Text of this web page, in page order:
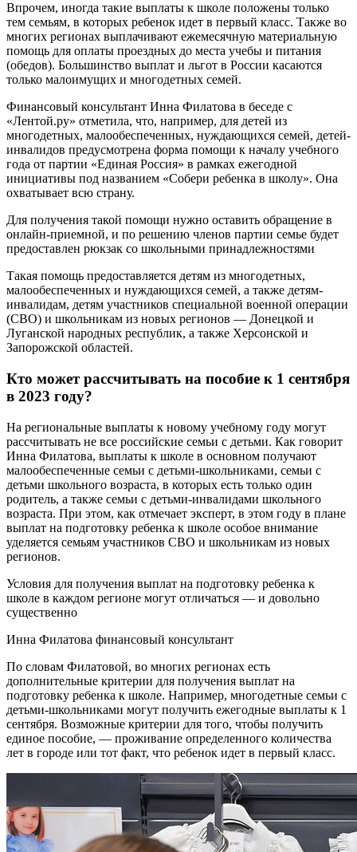
Впрочем, иногда такие выплаты к школе положены только
тем семьям, в которых ребенок идет в первый класс. Также во
многих регионах выплачивают ежемесячную материальную
помощь для оплаты проездных до места учебы и питания
(обедов). Большинство выплат и льгот в России касаются
только малоимущих и многодетных семей.
Финансовый консультант Инна Филатова в беседе с
«Лентой.ру» отметила, что, например, для детей из
многодетных, малообеспеченных, нуждающихся семей, детей-
инвалидов предусмотрена форма помощи к началу учебного
года от партии «Единая Россия» в рамках ежегодной
инициативы под названием «Собери ребенка в школу». Она
охватывает всю страну.
Для получения такой помощи нужно оставить обращение в
онлайн-приемной, и по решению членов партии семье будет
предоставлен рюкзак со школьными принадлежностями
Такая помощь предоставляется детям из многодетных,
малообеспеченных и нуждающихся семей, а также детям-
инвалидам, детям участников специальной военной операции
(СВО) и школьникам из новых регионов — Донецкой и
Луганской народных республик, а также Херсонской и
Запорожской областей.
Кто может рассчитывать на пособие к 1 сентября
в 2023 году?
На региональные выплаты к новому учебному году могут
рассчитывать не все российские семьи с детьми. Как говорит
Инна Филатова, выплаты к школе в основном получают
малообеспеченные семьи с детьми-школьниками, семьи с
детьми школьного возраста, в которых есть только один
родитель, а также семьи с детьми-инвалидами школьного
возраста. При этом, как отмечает эксперт, в этом году в плане
выплат на подготовку ребенка к школе особое внимание
уделяется семьям участников СВО и школьникам из новых
регионов.
Условия для получения выплат на подготовку ребенка к
школе в каждом регионе могут отличаться — и довольно
существенно
Инна Филатова финансовый консультант
По словам Филатовой, во многих регионах есть
дополнительные критерии для получения выплат на
подготовку ребенка к школе. Например, многодетные семьи с
детьми-школьниками могут получить ежегодные выплаты к 1
сентября. Возможные критерии для того, чтобы получить
единое пособие, — проживание определенного количества
лет в городе или тот факт, что ребенок идет в первый класс.